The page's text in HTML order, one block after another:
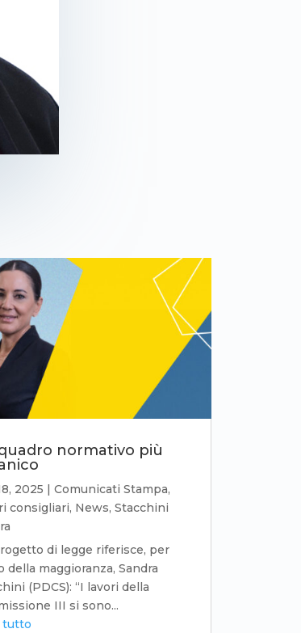
normativo più
2025 Comunicati Stampa,
consigliari, News, Stacchini
di legge riferisce, per
della maggioranza, Sandra
(PDCS): “I lavori della
III si sono...
tutto